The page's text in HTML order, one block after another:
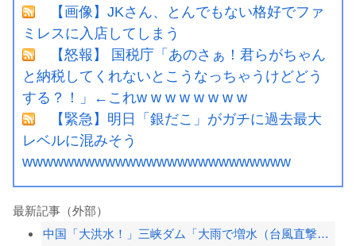
【画像】JKさん、とんでもない格好でファ
ミレスに入店してしまう
【怒報】 国税庁「あのさぁ！君らがちゃん
と納税してくれないとこうなっちゃうけどどう
する？！」←これw w w w w w w w
【緊急】明日「銀だこ」がガチに過去最大
レベルに混みそう
wwwwwwwwwwwwwwwwwwwwwwwwww
最新記事（外部）
中国「大洪水！」三峡ダム「大雨で増水（台風直撃前」中国ダム「緊急放流！」中国鉄道...